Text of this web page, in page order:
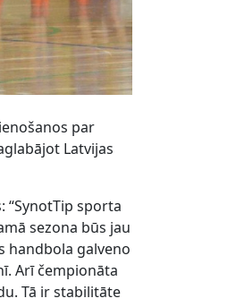
par
Latvijas
“SynotTip sporta
sezona būs jau
handbola galveno
Arī čempionāta
Tā ir stabilitāte